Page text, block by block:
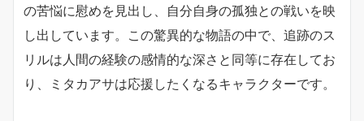
の苦悩に慰めを見出し、自分自身の孤独との戦いを映
し出しています。この驚異的な物語の中で、追跡のス
リルは人間の経験の感情的な深さと同等に存在してお
り、ミタカアサは応援したくなるキャラクターです。